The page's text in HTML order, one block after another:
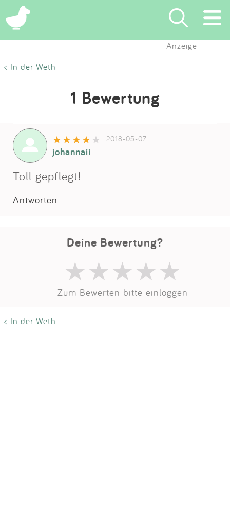
Eintragen
Anmelden
Anzeige
< In der Weth
1 Bewertung
2018-05-07
johannaii
Toll gepflegt!
Antworten
Deine Bewertung?
Zum Bewerten bitte einloggen
< In der Weth